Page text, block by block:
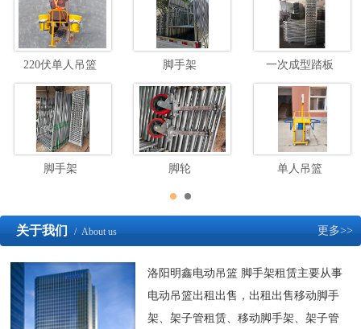
220伏单人吊篮 脚手架 一次成型踏板
脚手架 脚轮 单人吊篮
更多>>
关于我们/ About us
洛阳明鑫电动吊篮 脚手架租赁主要从事
电动吊篮出租出售，出租出售移动脚手
架、架子管租赁、移动脚手架、架子管